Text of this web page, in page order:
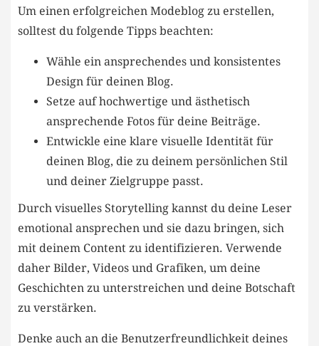
Um einen erfolgreichen Modeblog zu erstellen,
solltest du folgende Tipps beachten:
Wähle ‍ein ansprechendes und konsistentes
Design für deinen Blog.
Setze auf ⁣hochwertige und ästhetisch
ansprechende ‍Fotos für‌ deine ⁣Beiträge.
Entwickle eine⁤ klare visuelle Identität für
deinen Blog, die zu deinem persönlichen Stil
und deiner Zielgruppe passt.
Durch visuelles Storytelling kannst du deine Leser
emotional ansprechen und sie dazu⁣ bringen, sich
mit deinem Content zu ​identifizieren. Verwende‍
daher Bilder, Videos und Grafiken, um deine
Geschichten zu unterstreichen und deine Botschaft
zu verstärken.
Denke⁢ auch an die Benutzerfreundlichkeit deines